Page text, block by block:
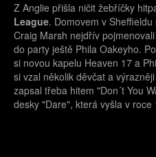
Z Anglie přišla ničit žebříčky
League. Domovem v
Craig Marsh nejdřív
do party ještě Phila Oakeyho.
si novou kapelu Heaven 17 a
si vzal několik děvčat a
zapsal třeba hitem "Don´t You
desky "Dare", která vyšla v roce